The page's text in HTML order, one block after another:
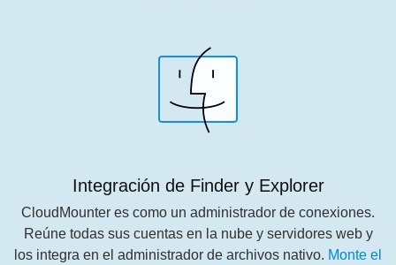
Integración de Finder y Explorer
CloudMounter es como un administrador de conexiones.
Reúne todas sus cuentas en la nube y servidores web y
los integra en el administrador de archivos nativo. Monte el